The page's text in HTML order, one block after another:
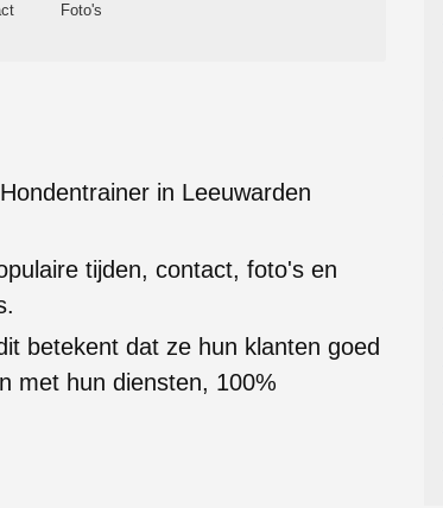
Foto's
in Leeuwarden
tijden, contact, foto's en
betekent dat ze hun klanten goed
met hun diensten, 100%